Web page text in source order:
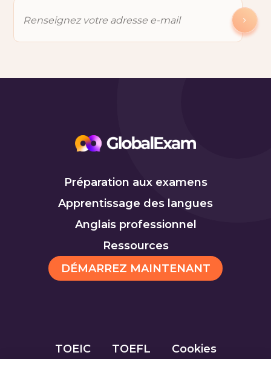
Préparation aux examens
Apprentissage des langues
Anglais professionnel
Ressources
DÉMARREZ MAINTENANT
TOEIC TOEFL Cookies